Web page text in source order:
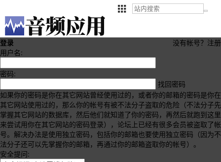
没有帐号？ 注册
登录
用户名:
密码:
找回密码
如果你的密码是你在其它网站曾经使用过的，或者你的邮箱的密码是你在
其它网站使用过的，那么你的帐号有被不法分子盗取的危险（不法分子先
掌握其它网站的数据库，然后他们就知道了你的密码，再然后就跑到这里
来尝试用你在其它网站的密码登录），论坛上已经有很多会员被盗取了帐
号。解决办法是使用独立密码，包括你的邮箱也要使用独立密码（因为不
法分子还可以先掌握你的邮箱，再通过你的邮箱盗取你的帐号）。
安全提问: